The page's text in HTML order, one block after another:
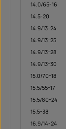
14.0/65-16
14.5-20
14.9/13-24
14.9/13-25
14.9/13-28
14.9/13-30
15.0/70-18
15.5/55-17
15.5/80-24
15.5-38
16.9/14-24